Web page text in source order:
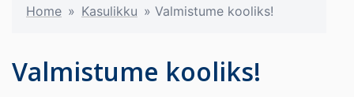
Home » Kasulikku » Valmistume kooliks!
Valmistume kooliks!